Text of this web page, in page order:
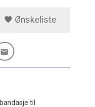
Ønskeliste
til